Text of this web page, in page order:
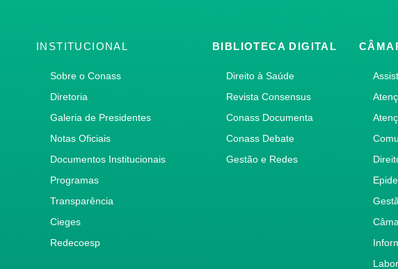
INSTITUCIONAL
Sobre o Conass
Diretoria
Galeria de Presidentes
Notas Oficiais
Documentos Institucionais
Programas
Transparência
Cieges
Redecoesp
BIBLIOTECA DIGITAL
Direito à Saúde
Revista Consensus
Conass Documenta
Conass Debate
Gestão e Redes